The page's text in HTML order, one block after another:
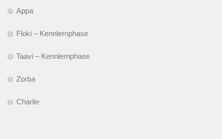
Appa
Floki – Kennlernphase
Taavi – Kennlernphase
Zorba
Charlie